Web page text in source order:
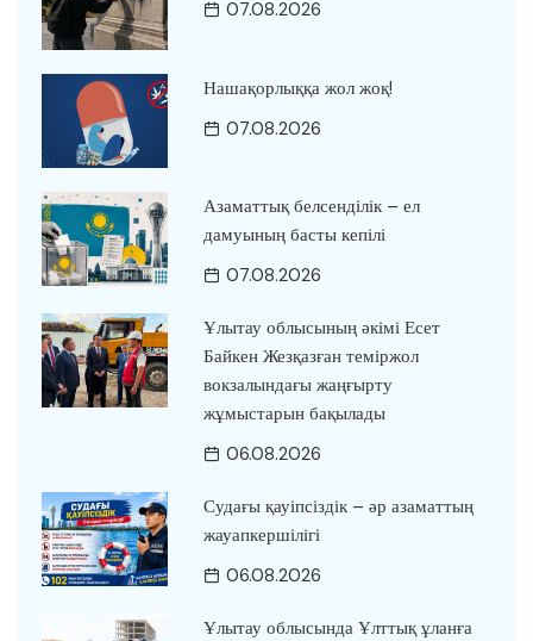
07.08.2026
Нашақорлыққа жол жоқ!
07.08.2026
Азаматтық белсенділік – ел
дамуының басты кепілі
07.08.2026
Ұлытау облысының әкімі Есет
Байкен Жезқазған теміржол
вокзалындағы жаңғырту
жұмыстарын бақылады
06.08.2026
Судағы қауіпсіздік – әр азаматтың
жауапкершілігі
06.08.2026
Ұлытау облысында Ұлттық ұланға